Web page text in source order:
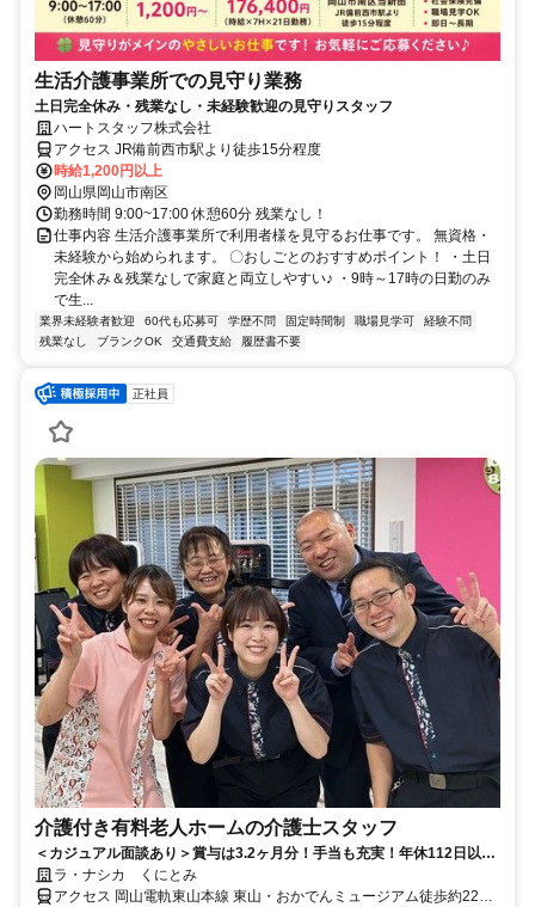
生活介護事業所での見守り業務
土日完全休み・残業なし・未経験歓迎の見守りスタッフ
ハートスタッフ株式会社
アクセス JR備前西市駅より徒歩15分程度
時給1,200円以上
岡山県岡山市南区
勤務時間 9:00~17:00 休憩60分 残業なし！
仕事内容 生活介護事業所で利用者様を見守るお仕事です。 無資格・
未経験から始められます。 〇おしごとのおすすめポイント！ ・土日
完全休み＆残業なしで家庭と両立しやすい♪ ・9時～17時の日勤のみ
で生...
業界未経験者歓迎 60代も応募可 学歴不問 固定時間制 職場見学可
経験不問
残業なし
ブランクOK 交通費支給 履歴書不要
正社員
介護付き有料老人ホームの介護士スタッフ
＜カジュアル面談あり＞賞与は3.2ヶ月分！手当も充実！年休112日以
上！残業ほぼなし！経験者歓迎！
ラ・ナシカ くにとみ
アクセス 岡山電軌東山本線 東山・おかでんミュージアム徒歩約22